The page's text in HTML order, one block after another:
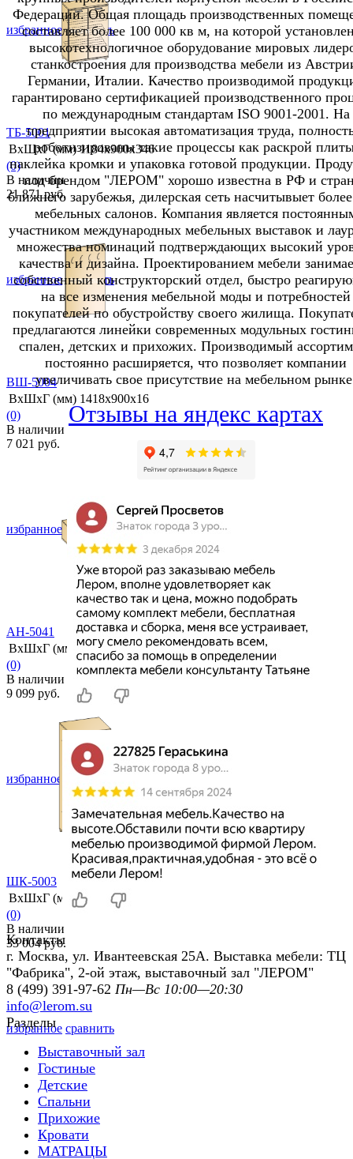
избранное сравнить
избранное сравнить
ТБ-5001
ВхШхГ (мм) 1184х900х346
(0)
В наличии
21 871 руб.
избранное сравнить
ВШ-5004
ВхШхГ (мм) 1418х900х16
(0)
В наличии
7 021 руб.
избранное сравнить
АН-5041
ВхШхГ (мм)
382х900х346
(0)
В наличии
9 099 руб.
избранное сравнить
ШК-5003
ВхШхГ (мм) 2264х900х570
(0)
В наличии
33 004 руб.
Федерации. Общая площадь производственных
составляет более 100 000 кв м, на которой
высокотехнологичное оборудование мировых
станкостроения для производства мебели из
Германии, Италии. Качество производимой
гарантировано сертификацией производственного
по международным стандартам ISO 9001-2001. На
предприятии высокая автоматизация труда,
роботизированы такие процессы как раскрой
наклейка кромки и упаковка готовой продукции.
под брендом "ЛЕРОМ" хорошо известна в РФ и
ближнего зарубежья, дилерская сеть насчитывыет
мебельных салонов. Компания является
участником международных мебельных выставок и
множества номинаций подтверждающих высокий
качества и дизайна. Проектированием мебели
собственный конструкторский отдел, быстро
на все изменения мебельной моды и потребностей
покупателей по обустройству своего жилища.
предлагаются линейки современных модульных
спален, детских и прихожих. Производимый
постоянно расширяется, что позволяет компании
увеличивать свое присутствие на мебельном
Отзывы на яндекс картах
Контакты
г. Москва, ул. Ивантеевская 25А. Выставка мебели: ТЦ
"Фабрика", 2-ой этаж, выставочный зал "ЛЕРОМ"
8 (499) 391-97-62 Пн—Вс 10:00—20:30
info@lerom.su
Разделы
Выставочный зал
Гостиные
Детские
Спальни
Прихожие
Кровати
МАТРАЦЫ